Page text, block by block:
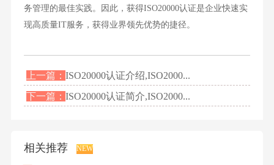
务管理的最佳实践。因此，获得ISO20000认证是企业快速实
现高质量IT服务，获得业界领先优势的捷径。
上一篇：ISO20000认证介绍,ISO2000...
下一篇：ISO20000认证简介,ISO2000...
相关推荐 NEW